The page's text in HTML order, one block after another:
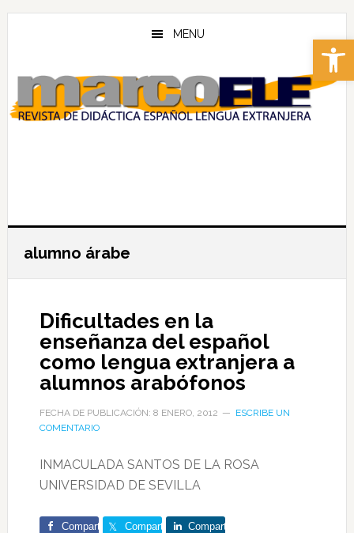
Abrir
Skip
content
Skip
MENU
alumno árabe
Dificultades en la
enseñanza del español
como lengua extranjera a
alumnos arabófonos
FECHA DE PUBLICACIÓN: 8 ENERO, 2012
ESCRIBE UN
COMENTARIO
INMACULADA SANTOS DE LA ROSA
UNIVERSIDAD DE SEVILLA
Comparte Comparte Comparte